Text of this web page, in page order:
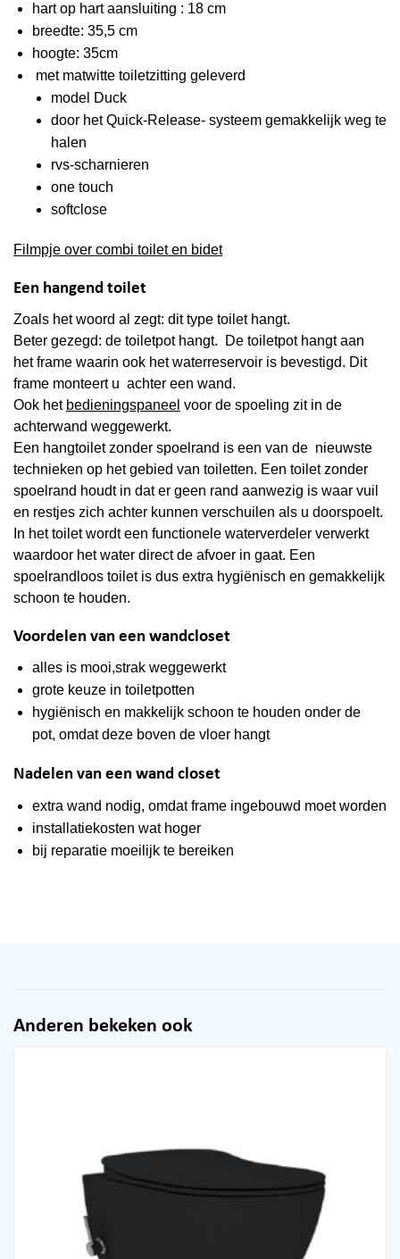
hart op hart aansluiting : 18 cm
breedte: 35,5 cm
hoogte: 35cm
met matwitte toiletzitting geleverd
model Duck
door het Quick-Release- systeem gemakkelijk weg te
halen
rvs-scharnieren
one touch
softclose
Filmpje over combi toilet en bidet
Een hangend toilet
Zoals het woord al zegt: dit type toilet hangt.
Beter gezegd: de toiletpot hangt. De toiletpot hangt aan
het frame waarin ook het waterreservoir is bevestigd. Dit
frame monteert u achter een wand.
Ook het bedieningspaneel voor de spoeling zit in de
achterwand weggewerkt.
Een hangtoilet zonder spoelrand is een van de nieuwste
technieken op het gebied van toiletten. Een toilet zonder
spoelrand houdt in dat er geen rand aanwezig is waar vuil
en restjes zich achter kunnen verschuilen als u doorspoelt.
In het toilet wordt een functionele waterverdeler verwerkt
waardoor het water direct de afvoer in gaat. Een
spoelrandloos toilet is dus extra hygiënisch en gemakkelijk
schoon te houden.
Voordelen van een wandcloset
alles is mooi,strak weggewerkt
grote keuze in toiletpotten
hygiënisch en makkelijk schoon te houden onder de
pot, omdat deze boven de vloer hangt
Nadelen van een wand closet
extra wand nodig, omdat frame ingebouwd moet worden
installatiekosten wat hoger
bij reparatie moeilijk te bereiken
Anderen bekeken ook